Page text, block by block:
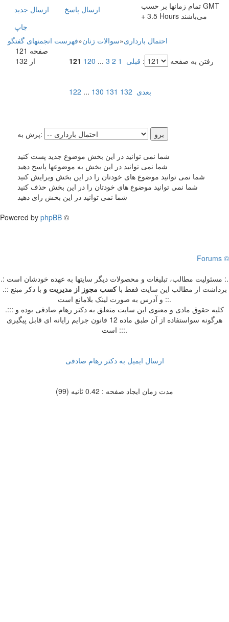
ارسال جديد
ارسال پاسخ
چاپ
تمام زمانها بر حسب GMT
+ 3.5 Hours می‌باشند
فهرست انجمنهای گفتگو»سوالات زنان»احتمال بارداری
صفحه 121
از 132
رفتن به صفحه : قبلی 1
2
3
...
120
121
122 ... 130 131 132 بعدی
پرش به:
شما نمی توانید در این بخش موضوع جدید پست کنید
شما نمی توانید در این بخش به موضوعها پاسخ دهید
شما نمی توانید موضوع های خودتان را در این بخش ویرایش کنید
شما نمی توانید موضوع های خودتان را در این بخش حذف کنید
شما نمی توانید در این بخش رای دهید
Powered by phpBB ©
Forums ©
.: مسئوليت مطالب، تبليغات و محصولات ديگر سايتها به عهده خودشان است :.
.:: برداشت از مطالب اين سايت فقط باکسب مجوز از مدیریت و با ذکر مبنع
و آدرس به صورت لینک بلامانع است ::.
.::: کلیه حقوق مادی و معنوی این سایت متعلق به دکتر رهام صادقی بوده و
هرگونه سواستفاده از آن طبق ماده 12 قانون جرایم رایانه ای قابل پیگیری
است :::.
ارسال ایمیل به دکتر رهام صادقی
مدت زمان ایجاد صفحه : 0.42 ثانیه (99)